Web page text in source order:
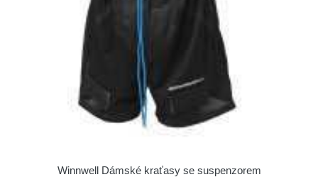
Winnwell Dámské kraťasy se suspenzorem